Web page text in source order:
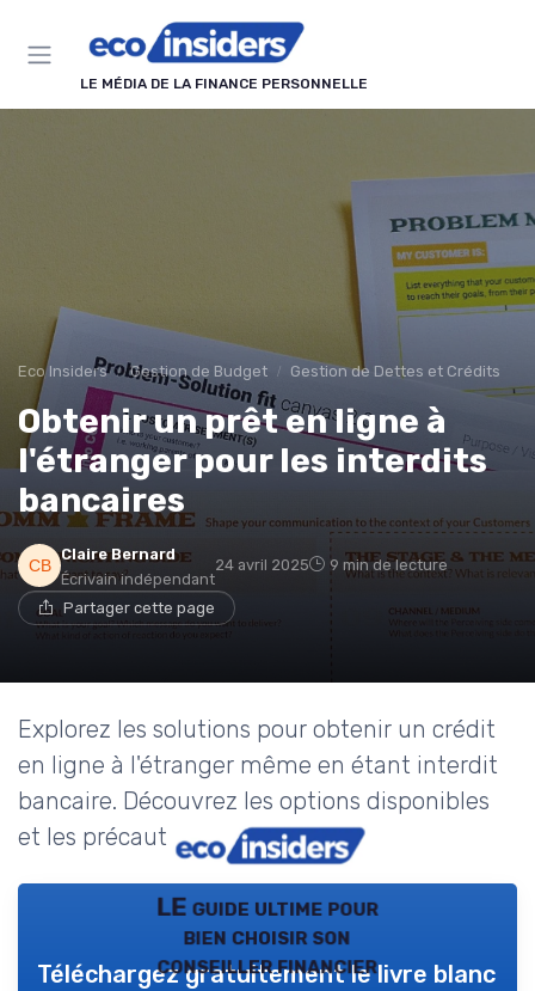
LE MÉDIA DE LA FINANCE PERSONNELLE
Eco Insiders Gestion de Budget Gestion de Dettes et Crédits
Obtenir un prêt en ligne à
l'étranger pour les interdits
bancaires
Claire Bernard
Écrivain indépendant
24 avril 2025 9 min de lecture
Partager cette page
Explorez les solutions pour obtenir un crédit
en ligne à l'étranger même en étant interdit
bancaire. Découvrez les options disponibles
et les précautions à prendre.
LE guide ultime pour
bien choisir son
conseiller financier
Téléchargez gratuitement le livre blanc